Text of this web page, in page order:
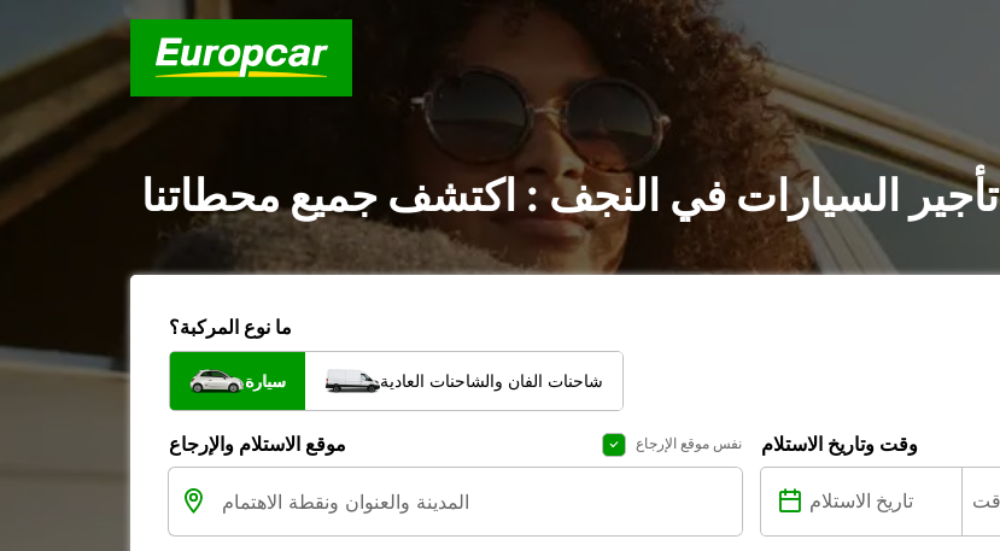
تأجير السيارات في النجف : اكتشف جميع محطاتنا
ما نوع المركبة؟
سيارة شاحنات الفان والشاحنات العادية
موقع الاستلام والإرجاع نفس موقع الإرجاع وقت وتاريخ الاستلام